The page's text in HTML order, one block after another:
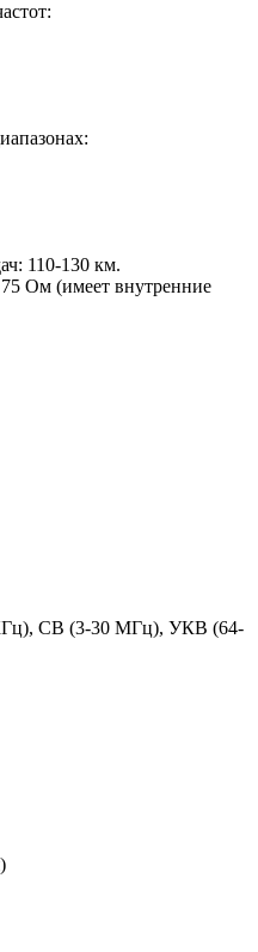
110-130 км.
Ом (имеет внутренние
СВ (3-30 МГц), УКВ (64-